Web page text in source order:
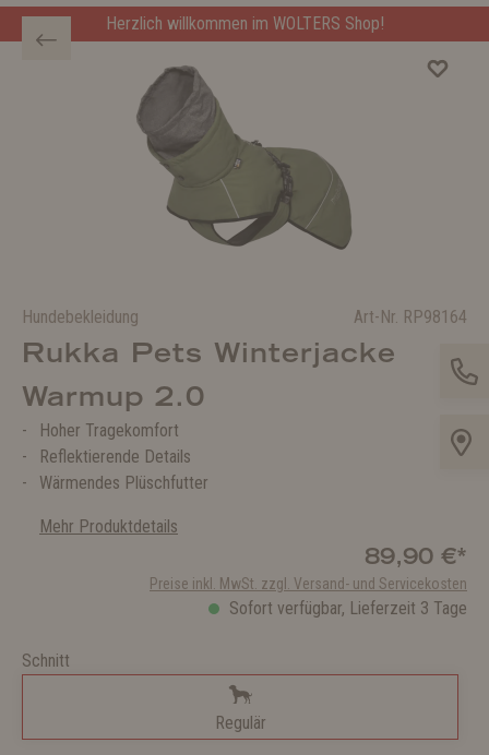
Herzlich willkommen im WOLTERS Shop!
Hundebekleidung Art-Nr. RP98164
Rukka Pets Winterjacke
Warmup 2.0
Hoher Tragekomfort
Reflektierende Details
Wärmendes Plüschfutter
Mehr Produktdetails
89,90 €*
Preise inkl. MwSt. zzgl. Versand- und Servicekosten
Sofort verfügbar, Lieferzeit 3 Tage
Schnitt
Regulär